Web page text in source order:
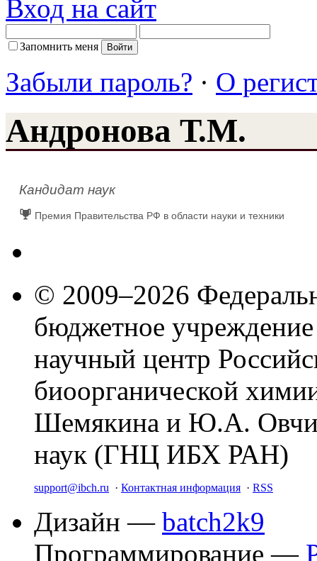
Вход на сайт
Запомнить меня
Забыли пароль? · О
Андронова Т.М.
Кандидат наук
Премия Правительства РФ в области науки и техники
© 2009–2026
бюджетное
научный центр
биоорганической
Шемякина и Ю.А.
наук (ГНЦ ИБХ РАН)
support@ibch.ru · Контактная информация · RSS
Дизайн — batch2k9
Программирование —